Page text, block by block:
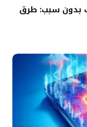
بدون سبب: طرق